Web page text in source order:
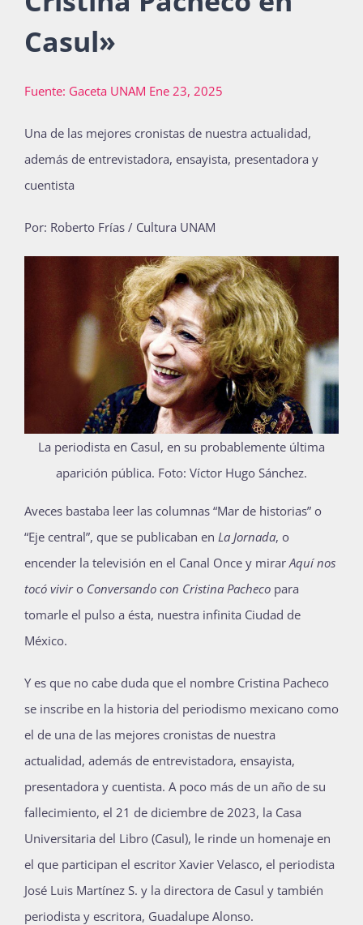
Bienvenida generación 2027-1
Casul»
Fuente: Gaceta UNAM Ene 23, 2025
Una de las mejores cronistas de nuestra actualidad,
además de entrevistadora, ensayista, presentadora y
cuentista
Por: Roberto Frías / Cultura UNAM
La periodista en Casul, en su probablemente última
aparición pública. Foto: Víctor Hugo Sánchez.
Aveces bastaba leer las columnas “Mar de historias” o
“Eje central”, que se publicaban en La Jornada, o
encender la televisión en el Canal Once y mirar Aquí nos
tocó viviro Conversando con Cristina Pacheco para
tomarle el pulso a ésta, nuestra infinita Ciudad de
México.
Y es que no cabe duda que el nombre Cristina Pacheco
se inscribe en la historia del periodismo mexicano como
el de una de las mejores cronistas de nuestra
actualidad, además de entrevistadora, ensayista,
presentadora y cuentista. A poco más de un año de su
fallecimiento, el 21 de diciembre de 2023, la Casa
Universitaria del Libro (Casul), le rinde un homenaje en
el que participan el escritor Xavier Velasco, el periodista
José Luis Martínez S. y la directora de Casul y también
periodista y escritora, Guadalupe Alonso.